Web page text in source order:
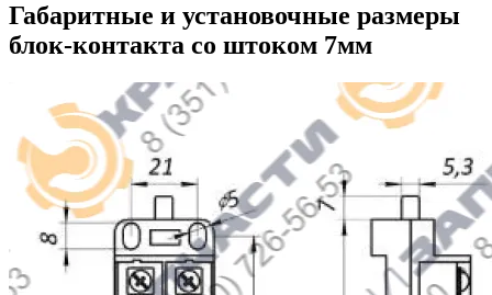
Габаритные и установочные размеры
блок-контакта со штоком 7мм